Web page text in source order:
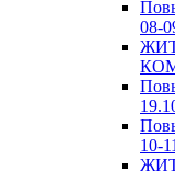
08-
10-